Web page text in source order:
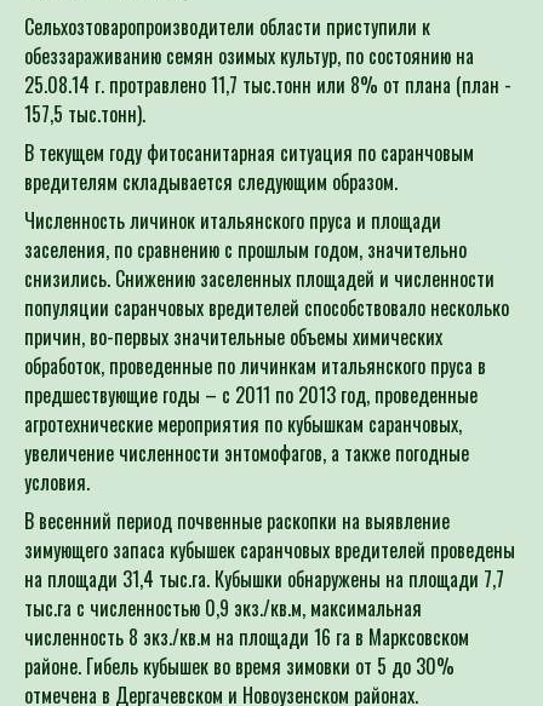
Для определения
Специалист филиала по
выдачей рекомендаций по
Сельхозтоваропроизводители области приступили к
обеззараживанию семян озимых культур, по состоянию на
25.08.14 г. протравлено 11,7 тыс.тонн или 8% от плана (план -
157,5 тыс.тонн).
В текущем году фитосанитарная ситуация по саранчовым
вредителям складывается следующим образом.
Численность личинок итальянского пруса и площади
заселения, по сравнению с прошлым годом, значительно
снизились. Снижению заселенных площадей и численности
популяции саранчовых вредителей способствовало несколько
причин, во-первых значительные объемы химических
обработок, проведенные по личинкам итальянского пруса в
предшествующие годы – с 2011 по 2013 год, проведенные
агротехнические мероприятия по кубышкам саранчовых,
увеличение численности энтомофагов, а также погодные
условия.
В весенний период почвенные раскопки на выявление
зимующего запаса кубышек саранчовых вредителей проведены
на площади 31,4 тыс.га. Кубышки обнаружены на площади 7,7
тыс.га с численностью 0,9 экз./кв.м, максимальная
численность 8 экз./кв.м на площади 16 га в Марксовском
районе. Гибель кубышек во время зимовки от 5 до 30%
отмечена в Дергачевском и Новоузенском районах.